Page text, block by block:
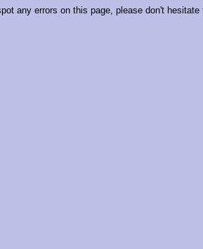
any errors on this page, please don't